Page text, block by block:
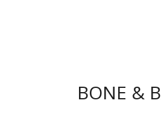
BONE &